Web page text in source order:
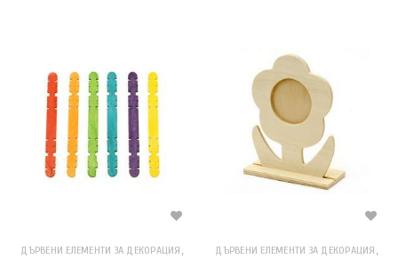
ДЪРВЕНИ ЕЛЕМЕНТИ ЗА ДЕКОРАЦИЯ , ДЪРВЕНИ ЕЛЕМЕНТИ ЗА ДЕКОРАЦИЯ ,